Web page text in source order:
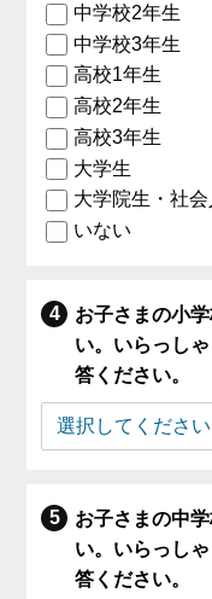
中学校2年生
中学校3年生
高校1年生
高校2年生
高校3年生
大学生
大学院生・社会
いない
お子さまの小
い。いらっし
答ください。
お子さまの中
い。いらっし
答ください。